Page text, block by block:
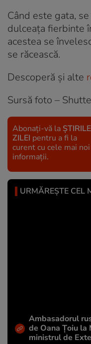
Când este gata,
dulceața fierbinte
acestea se
se răcească.
Descoperă și alte
Sursă foto –
Abonați-vă la ȘTIRILE
ZILEI pentru a fi la
curent cu cele mai noi
informații.
URMĂREȘTE CEL
Ambasadorul
de Oana Țoiu la
ministrul de